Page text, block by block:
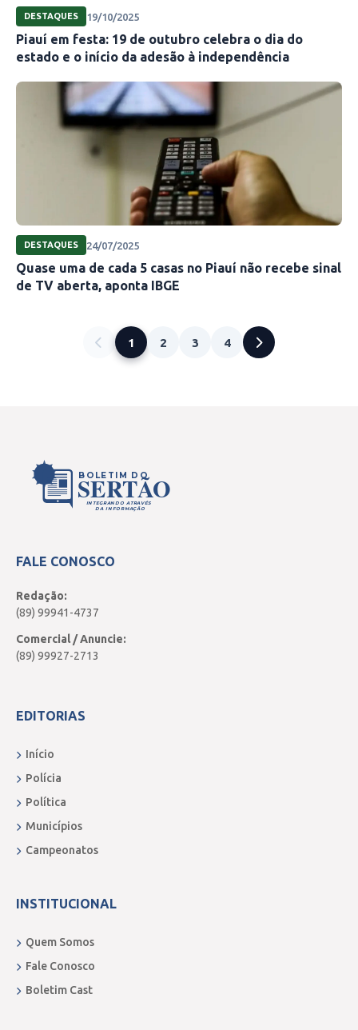
DESTAQUES 19/10/2025
Piauí em festa: 19 de outubro celebra o dia do
estado e o início da adesão à independência
DESTAQUES 24/07/2025
Quase uma de cada 5 casas no Piauí não recebe sinal
de TV aberta, aponta IBGE
1 2 3 4
BOLETIM DO
SERTÃO
INTEGRANDO ATRAVÉS
DA INFORMAÇÃO
FALE CONOSCO
Redação:
(89) 99941-4737
Comercial / Anuncie:
(89) 99927-2713
EDITORIAS
Início
Polícia
Política
Municípios
Campeonatos
INSTITUCIONAL
Quem Somos
Fale Conosco
Boletim Cast